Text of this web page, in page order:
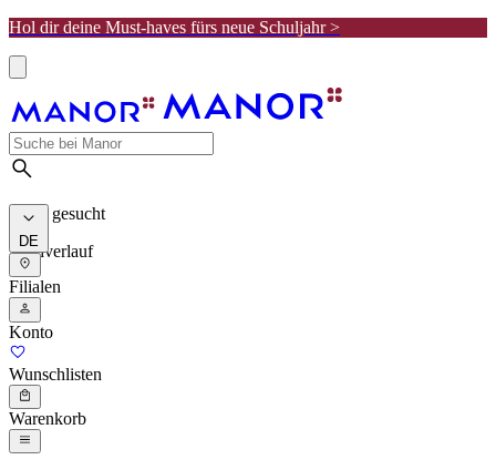
Hol dir deine Must-haves fürs neue Schuljahr >
Meist gesucht
Suchverlauf
DE
Filialen
Konto
Wunschlisten
Warenkorb